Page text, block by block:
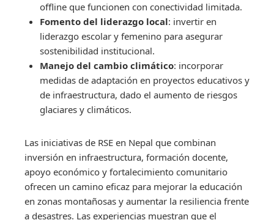
offline que funcionen con conectividad limitada.
Fomento del liderazgo local: invertir en
liderazgo escolar y femenino para asegurar
sostenibilidad institucional.
Manejo del cambio climático: incorporar
medidas de adaptación en proyectos educativos y
de infraestructura, dado el aumento de riesgos
glaciares y climáticos.
Las iniciativas de RSE en Nepal que combinan
inversión en infraestructura, formación docente,
apoyo económico y fortalecimiento comunitario
ofrecen un camino eficaz para mejorar la educación
en zonas montañosas y aumentar la resiliencia frente
a desastres. Las experiencias muestran que el